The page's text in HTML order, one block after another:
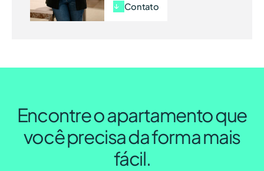
Contato
Encontre o apartamento que
você precisa da forma mais
fácil.